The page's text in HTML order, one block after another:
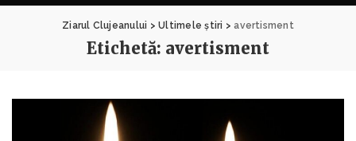
Ziarul Clujeanului >Ultimele știri >avertisment
Etichetă: avertisment